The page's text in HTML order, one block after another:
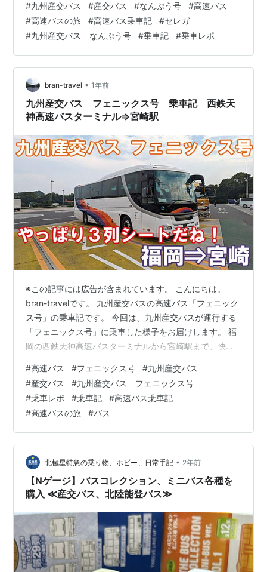
なりますが、快適性を重視するなら九州産交バスの「な
んぷう号」がおすすめです！ この記事はこのような読者
にオススメ！ 「なんぷう号」に乗ってみたい 「なんぷう
号」の座席情報を知りたい 高速バスで宮崎から熊本へ行
きたい 九州産交バスが好き 宮崎交通か九州産交バスを迷
っている 旅のスタート…
#九州産交バス #産交バス #なんぷう号 #高速バス
#高速バスの旅 #高速バス乗車記 #セレガ
#九州産交バス なんぷう号 #乗車記 #乗車レポ
bran-travel • 1年前
九州産交バス フェニックス号 乗車記 西鉄天
神高速バスターミナル⇒宮崎駅
※この記事には広告が含まれています。 こんにちは。
bran-travelです。 九州産交バスの高速バス「フェニック
ス号」の乗車記です。 今回は、九州産交バスが運行する
「フェニックス号」に乗車した様子をお届けします。 福
岡の西鉄天神高速バスターミナルから宮崎駅まで、快適
社によって座席タイプが異なりますが、九州産交バス運
行便は独立3列シート仕様。 快適さを重視するなら、九
州産交バスの運行便が断然おすすめですよ！ この記事は
このような読者にオススメ！ 「フェニックス号」に乗っ
てみたい 九州産交バスが好き 高速バスで福岡から宮崎へ
行きたい 「フェニッ…
#高速バス #フェニックス号 #九州産交バス
#産交バス #九州産交バス フェニックス号
#乗車レポ #乗車記 #高速バス乗車記
#高速バスの旅 #バス
北極星特急の乗り物、ホビー、日常手記 • 2年前
【Nゲージ】バスコレクション、ミニバス各種を
購入 ≪産交バス、北陸能登バス≫